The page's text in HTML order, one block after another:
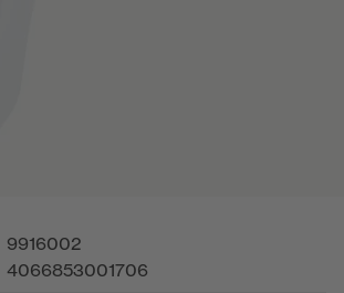
9916002
4066853001706